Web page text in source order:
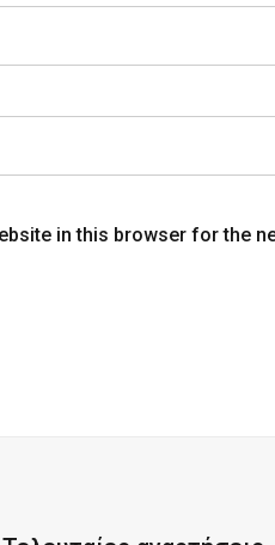
in this browser for the